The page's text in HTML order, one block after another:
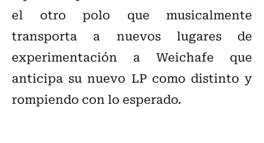
el otro polo que musicalmente
transporta a nuevos lugares de
experimentación a Weichafe que
anticipa su nuevo LP como distinto y
rompiendo con lo esperado.